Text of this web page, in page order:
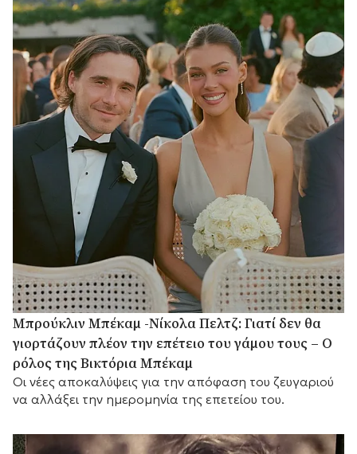
Μπρούκλιν Μπέκαμ -Νίκολα Πελτζ: Γιατί δεν θα
γιορτάζουν πλέον την επέτειο του γάμου τους – Ο
ρόλος της Βικτόρια Μπέκαμ
Οι νέες αποκαλύψεις για την απόφαση του ζευγαριού
να αλλάξει την ημερομηνία της επετείου του.